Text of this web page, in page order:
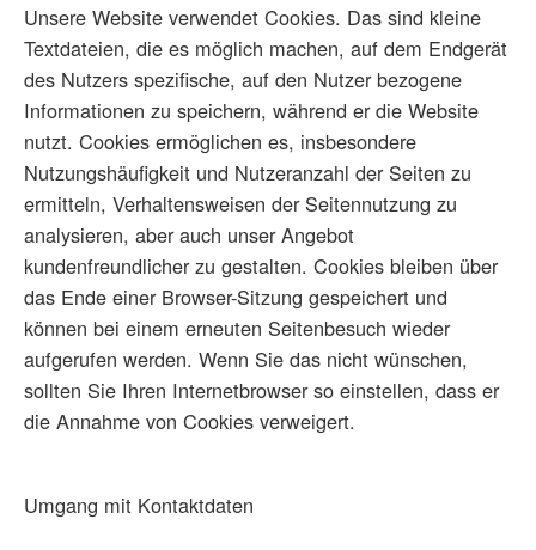
Unsere Website verwendet Cookies. Das sind kleine
Textdateien, die es möglich machen, auf dem Endgerät
des Nutzers spezifische, auf den Nutzer bezogene
Informationen zu speichern, während er die Website
nutzt. Cookies ermöglichen es, insbesondere
Nutzungshäufigkeit und Nutzeranzahl der Seiten zu
ermitteln, Verhaltensweisen der Seitennutzung zu
analysieren, aber auch unser Angebot
kundenfreundlicher zu gestalten. Cookies bleiben über
das Ende einer Browser-Sitzung gespeichert und
können bei einem erneuten Seitenbesuch wieder
aufgerufen werden. Wenn Sie das nicht wünschen,
sollten Sie Ihren Internetbrowser so einstellen, dass er
die Annahme von Cookies verweigert.
Umgang mit Kontaktdaten